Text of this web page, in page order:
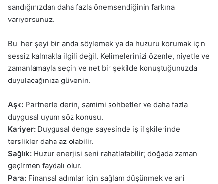
sandığınızdan daha fazla önemsendiğinin farkına
varıyorsunuz.
Bu, her şeyi bir anda söylemek ya da huzuru korumak için
sessiz kalmakla ilgili değil. Kelimelerinizi özenle, niyetle ve
zamanlamayla seçin ve net bir şekilde konuştuğunuzda
duyulacağınıza güvenin.
Aşk: Partnerle derin, samimi sohbetler ve daha fazla
duygusal uyum söz konusu.
Kariyer: Duygusal denge sayesinde iş ilişkilerinde
terslikler daha az olabilir.
Sağlık: Huzur enerjisi seni rahatlatabilir; doğada zaman
geçirmen faydalı olur.
Para: Finansal adımlar için sağlam düşünmek ve ani